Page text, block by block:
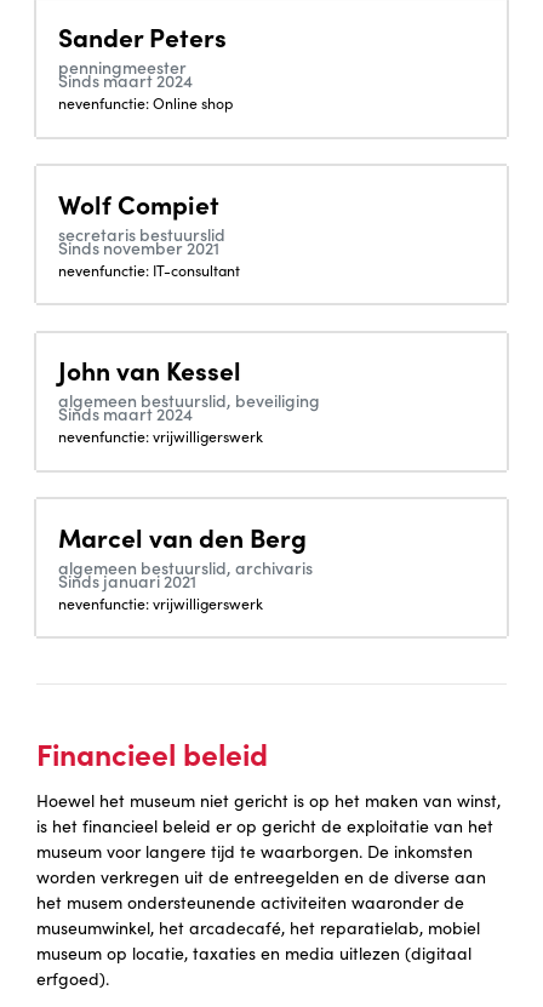
Sander Peters
penningmeester
Sinds maart 2024
nevenfunctie: Online shop
Wolf Compiet
secretaris bestuurslid
Sinds november 2021
nevenfunctie: IT-consultant
John van Kessel
algemeen bestuurslid, beveiliging
Sinds maart 2024
nevenfunctie: vrijwilligerswerk
Marcel van den Berg
algemeen bestuurslid, archivaris
Sinds januari 2021
nevenfunctie: vrijwilligerswerk
Financieel beleid
Hoewel het museum niet gericht is op het maken van winst,
is het financieel beleid er op gericht de exploitatie van het
museum voor langere tijd te waarborgen. De inkomsten
worden verkregen uit de entreegelden en de diverse aan
het musem ondersteunende activiteiten waaronder de
museumwinkel, het arcadecafé, het reparatielab, mobiel
museum op locatie, taxaties en media uitlezen (digitaal
erfgoed).